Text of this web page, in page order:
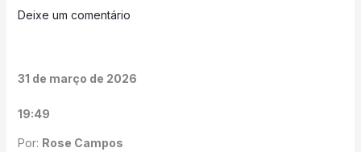
Deixe um comentário
31 de março de 2026
19:49
Por: Rose Campos